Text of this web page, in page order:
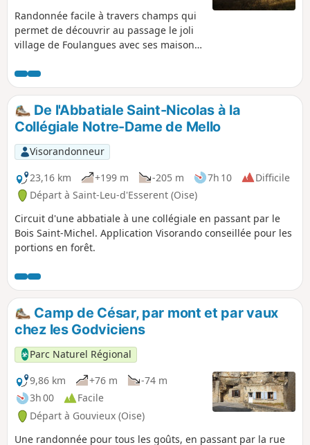
Randonnée facile à travers champs qui
permet de découvrir au passage le joli
village de Foulangues avec ses maisons
du Tillet, maison à pans de bois.
De l'Abbatiale Saint-Nicolas à la
Collégiale Notre-Dame de Mello
Visorandonneur
23,16 km
+199 m -205 m 7h 10
Difficile
Départ à Saint-Leu-d'Esserent (Oise)
Circuit d'une abbatiale à une collégiale en passant par le
Bois Saint-Michel. Application Visorando conseillée pour les
portions en forêt.
Camp de César, par mont et par vaux
chez les Godviciens
Parc Naturel Régional
9,86 km
+76 m
-74 m
3h 00
Facile
Départ à Gouvieux (Oise)
Une randonnée pour tous les goûts, en passant par la rue